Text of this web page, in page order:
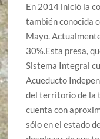
En 2014 inició la
también conocida
Mayo.
30%.Esta presa,
Sistema Integral
Acueducto
del territorio de la
cuenta con
sólo en el estado